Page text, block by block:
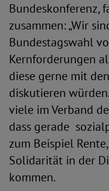
Bundeskonferenz,
zusammen: „Wir
Bundestagswahl
Kernforderungen
diese gerne mit
diskutieren
viele im Verband
dass gerade
zum Beispiel
Solidarität in der
kommen.